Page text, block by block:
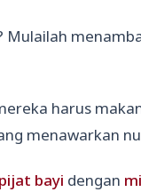
Mulailah
harus
menawarkan
pijat bayi dengan